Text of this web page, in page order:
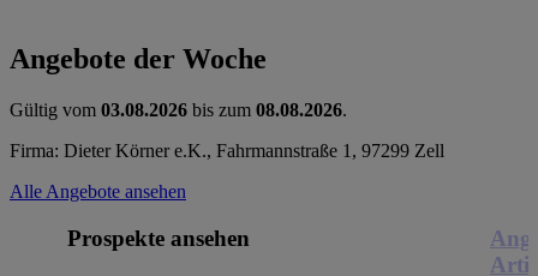
Angebote der Woche
Gültig vom 03.08.2026 bis zum 08.08.2026.
Firma: Dieter Körner e.K., Fahrmannstraße 1, 97299 Zell
Alle Angebote ansehen
Prospekte ansehen